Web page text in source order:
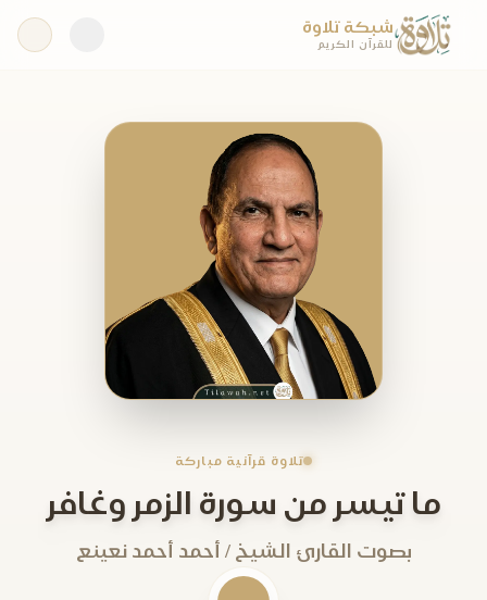
شبكة تلاوة
للقرآن الكريم
تلاوة قرآنية مباركة
ما تيسر من سورة الزمر وغافر
بصوت القارئ الشيخ / أحمد أحمد نعينع